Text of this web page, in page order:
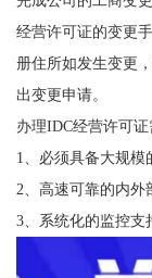
经营许可证的变更
册住所如发生变更
出变更申请。
办理IDC经营许可证
1、必须具备大规模
2、高速可靠的内外
3、系统化的监控支